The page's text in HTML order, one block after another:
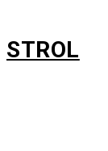
STROL